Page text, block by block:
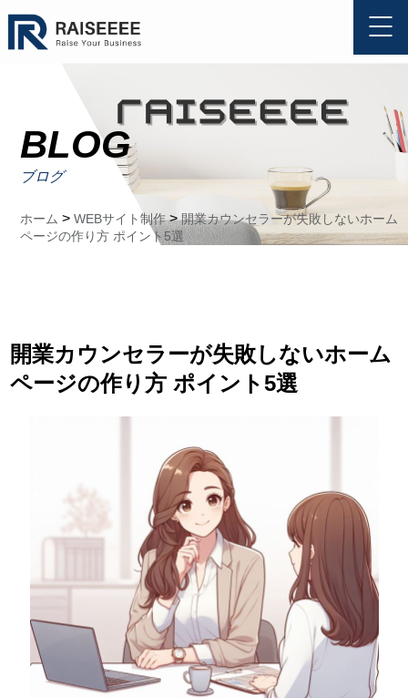
BLOG
ブログ
ホーム >WEBサイト制作>開業カウンセラーが失敗しないホーム
ページの作り方 ポイント5選
開業カウンセラーが失敗しないホーム
ページの作り方 ポイント5選